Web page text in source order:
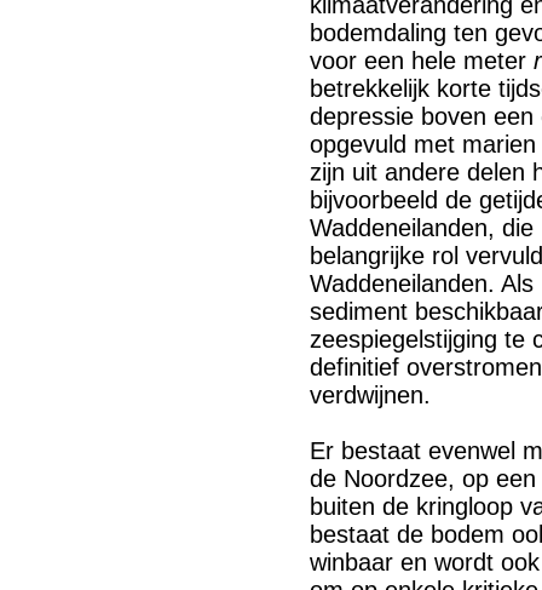
bodemdaling ten
voor een hele meter
betrekkelijk korte
depressie boven
opgevuld met
zijn uit andere delen
bijvoorbeeld de
Waddeneilanden,
belangrijke rol
Waddeneilanden.
sediment
zeespiegelstijging te
definitief
verdwijnen.
Er bestaat evenwel
de Noordzee, op
buiten de kringloop
bestaat de bodem
winbaar en wordt